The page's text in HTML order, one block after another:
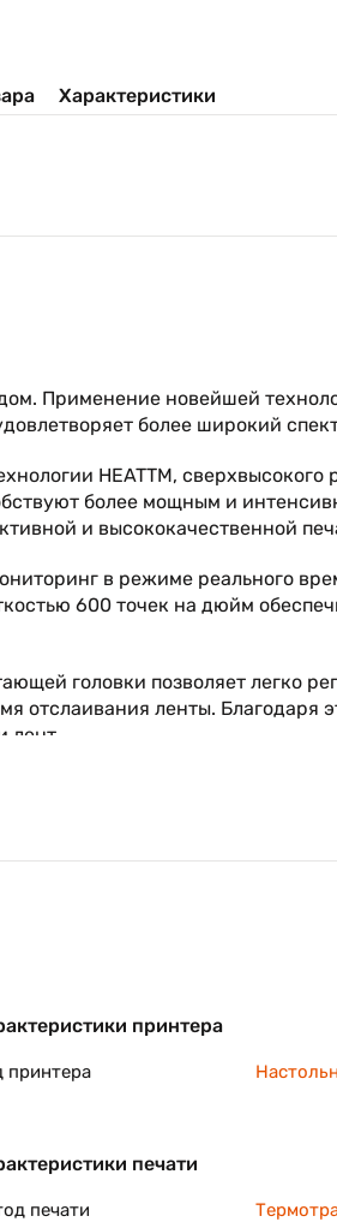
Характеристики
Применение новейшей
более широкий
HEATTM,
более мощным и
и высококачественной
в режиме реального
600 точек на дюйм
головки позволяет легко
отслаивания ленты. Благодаря
лент.
принтера
принтера
печати
печати